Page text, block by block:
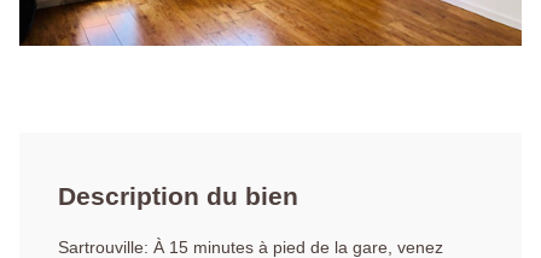
Description du bien
Sartrouville: À 15 minutes à pied de la gare, venez